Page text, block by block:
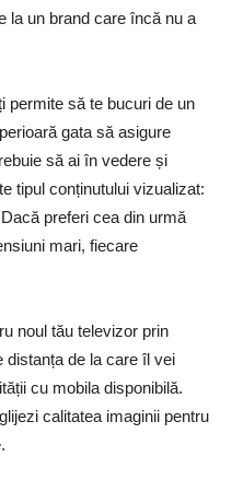
la un brand care încă nu a
permite să te bucuri de un
gata să asigure
să ai în vedere și
tipul conținutului vizualizat:
preferi cea din urmă
mari, fiecare
noul tău televizor prin
distanța de la care îl vei
cu mobila disponibilă.
calitatea imaginii pentru